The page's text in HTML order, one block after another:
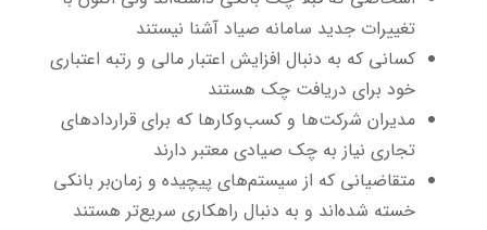
تغییرات جدید سامانه صیاد آشنا نیستند
کسانی که به دنبال افزایش اعتبار مالی و رتبه اعتباری
خود برای دریافت چک هستند
مدیران شرکت‌ها و کسب‌وکارها که برای قراردادهای
تجاری نیاز به چک صیادی معتبر دارند
متقاضیانی که از سیستم‌های پیچیده و زمان‌بر بانکی
خسته شده‌اند و به دنبال راهکاری سریع‌تر هستند